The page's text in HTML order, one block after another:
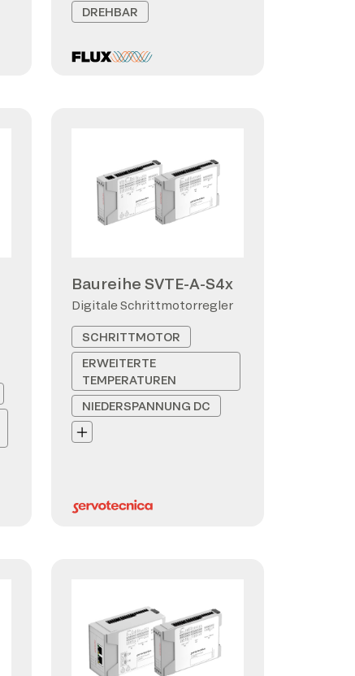
DREHBAR
Baureihe SVTE-A-S4x
Digitale Schrittmotorregler
SCHRITTMOTOR
ERWEITERTE
TEMPERATUREN
NIEDERSPANNUNG DC